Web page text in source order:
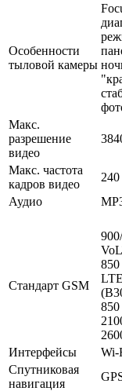
Особенности
тыловой камеры
Макс.
разрешение
видео
Макс. частота
кадров видео
Аудио
Стандарт GSM
Интерфейсы
Wi-
Спутниковая
навигация